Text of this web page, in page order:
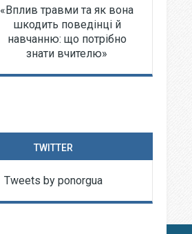
«Вплив травми та як вона
шкодить поведінці й
навчанню: що потрібно
знати вчителю»
TWITTER
Tweets by ponorgua